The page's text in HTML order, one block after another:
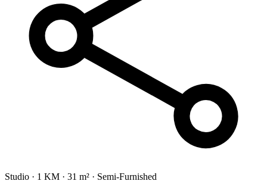
Studio · 1 KM · 31 m² · Semi-Furnished